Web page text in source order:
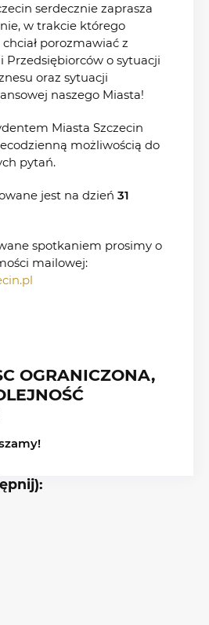
serdecznie zaprasza
w trakcie którego
porozmawiać z
Przedsiębiorców o sytuacji
oraz sytuacji
naszego Miasta!
Miasta Szczecin
możliwością do
pytań.
jest na dzień 31
spotkaniem prosimy o
mailowej:
OGRANICZONA,